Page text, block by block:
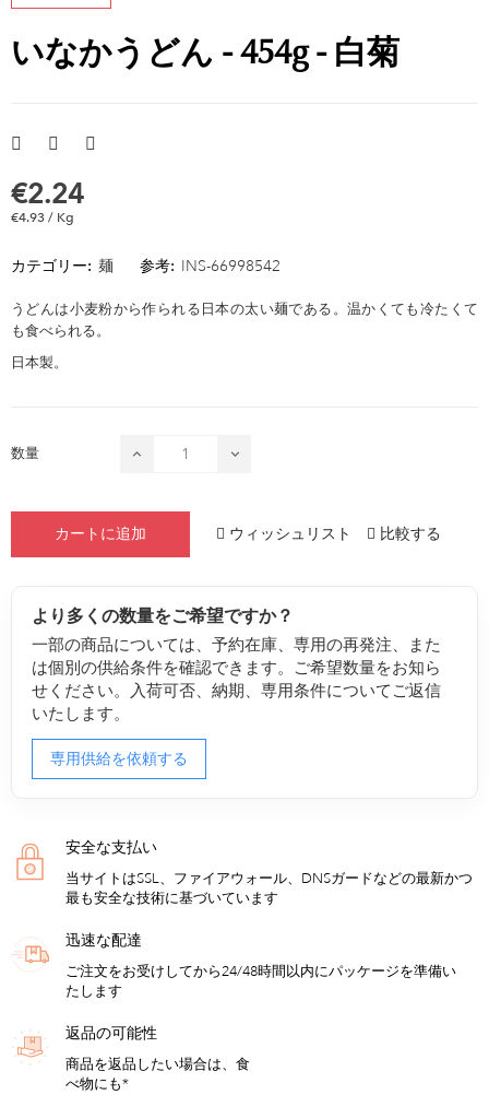
いなかうどん - 454g - 白菊
€2.24
€4.93 / Kg
カテゴリー: 麺 参考: INS-66998542
うどんは小麦粉から作られる日本の太い麺である。温かくても冷たくて
も食べられる。
日本製。
数量
カートに追加 ウィッシュリスト 比較する
より多くの数量をご希望ですか？
一部の商品については、予約在庫、専用の再発注、また
は個別の供給条件を確認できます。ご希望数量をお知ら
せください。入荷可否、納期、専用条件についてご返信
いたします。
専用供給を依頼する
安全な支払い
当サイトはSSL、ファイアウォール、DNSガードなどの最新かつ
最も安全な技術に基づいています
迅速な配達
ご注文をお受けしてから24/48時間以内にパッケージを準備い
たします
返品の可能性
商品を返品したい場合は、食
べ物にも*